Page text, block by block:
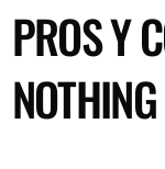
PROS Y